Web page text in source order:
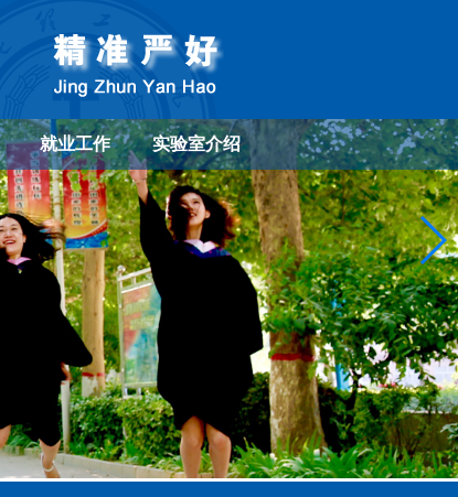
就业工作 实验室介绍